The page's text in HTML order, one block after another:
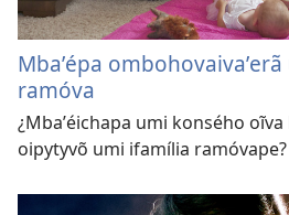
Mbaʼépa
ramóva
¿Mbaʼéichapa umi konsého
oipytyvõ umi ifamília ramóvape?